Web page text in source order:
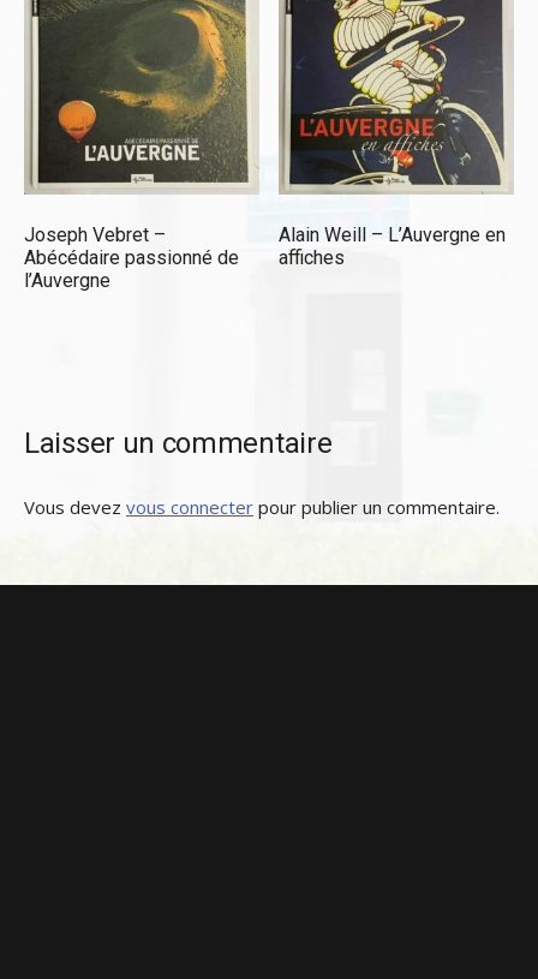
Joseph Vebret –
Abécédaire passionné de
l’Auvergne
Alain Weill – L’Auvergne en
affiches
Laisser un commentaire
Vous devez vous connecter pour publier un commentaire.